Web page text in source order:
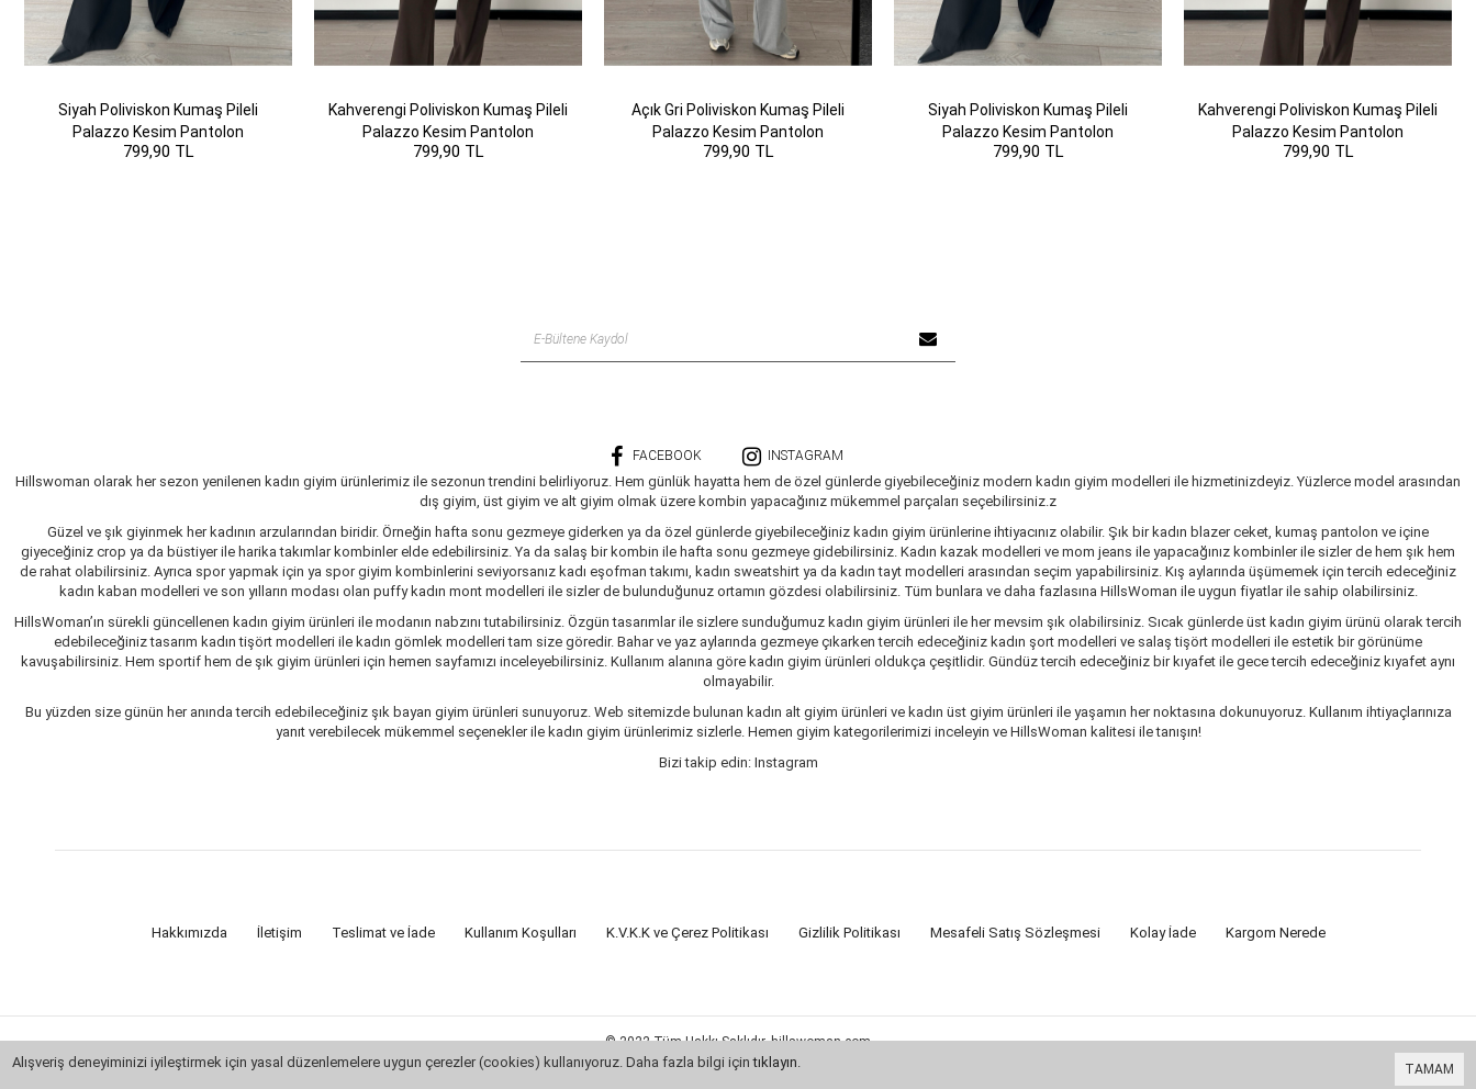
Siyah Poliviskon Kumaş Pileli
Palazzo Kesim Pantolon
799,90 TL
Kahverengi Poliviskon Kumaş Pileli
Palazzo Kesim Pantolon
799,90 TL
Açık Gri Poliviskon Kumaş Pileli
Palazzo Kesim Pantolon
799,90 TL
Siyah Poliviskon Kumaş Pileli
Palazzo Kesim Pantolon
799,90 TL
Kahverengi Poliviskon Kumaş Pileli
Palazzo Kesim Pantolon
799,90 TL
FACEBOOK INSTAGRAM
Hillswoman olarak her sezon yenilenen kadın giyim ürünlerimiz ile sezonun trendini belirliyoruz. Hem günlük hayatta hem de özel günlerde giyebileceğiniz modern kadın giyim modelleri ile hizmetinizdeyiz. Yüzlerce model arasından
dış giyim, üst giyim ve alt giyim olmak üzere kombin yapacağınız mükemmel parçaları seçebilirsiniz.z
Güzel ve şık giyinmek her kadının arzularından biridir. Örneğin hafta sonu gezmeye giderken ya da özel günlerde giyebileceğiniz kadın giyim ürünlerine ihtiyacınız olabilir. Şık bir kadın blazer ceket, kumaş pantolon ve içine
giyeceğiniz crop ya da büstiyer ile harika takımlar kombinler elde edebilirsiniz. Ya da salaş bir kombin ile hafta sonu gezmeye gidebilirsiniz. Kadın kazak modelleri ve mom jeans ile yapacağınız kombinler ile sizler de hem şık hem
de rahat olabilirsiniz. Ayrıca spor yapmak için ya spor giyim kombinlerini seviyorsanız kadı eşofman takımı, kadın sweatshirt ya da kadın tayt modelleri arasından seçim yapabilirsiniz. Kış aylarında üşümemek için tercih edeceğiniz
kadın kaban modelleri ve son yılların modası olan puffy kadın mont modelleri ile sizler de bulunduğunuz ortamın gözdesi olabilirsiniz. Tüm bunlara ve daha fazlasına HillsWoman ile uygun fiyatlar ile sahip olabilirsiniz.
HillsWoman’ın sürekli güncellenen kadın giyim ürünleri ile modanın nabzını tutabilirsiniz. Özgün tasarımlar ile sizlere sunduğumuz kadın giyim ürünleri ile her mevsim şık olabilirsiniz. Sıcak günlerde üst kadın giyim ürünü olarak tercih
edebileceğiniz tasarım kadın tişört modelleri ile kadın gömlek modelleri tam size göredir. Bahar ve yaz aylarında gezmeye çıkarken tercih edeceğiniz kadın şort modelleri ve salaş tişört modelleri ile estetik bir görünüme
kavuşabilirsiniz. Hem sportif hem de şık giyim ürünleri için hemen sayfamızı inceleyebilirsiniz. Kullanım alanına göre kadın giyim ürünleri oldukça çeşitlidir. Gündüz tercih edeceğiniz bir kıyafet ile gece tercih edeceğiniz kıyafet aynı
olmayabilir.
Bu yüzden size günün her anında tercih edebileceğiniz şık bayan giyim ürünleri sunuyoruz. Web sitemizde bulunan kadın alt giyim ürünleri ve kadın üst giyim ürünleri ile yaşamın her noktasına dokunuyoruz. Kullanım ihtiyaçlarınıza
yanıt verebilecek mükemmel seçenekler ile kadın giyim ürünlerimiz sizlerle. Hemen giyim kategorilerimizi inceleyin ve HillsWoman kalitesi ile tanışın!
Bizi takip edin: Instagram
Hakkımızda İletişim Teslimat ve İade Kullanım Koşulları K.V.K.K ve Çerez Politikası Gizlilik Politikası Mesafeli Satış Sözleşmesi Kolay İade Kargom Nerede
© 2022 Tüm Hakkı Saklıdır. hillswoman.com
Bu siteVikaon E-Ticaret sistemleriile hazırlanmıştır.
TAMAM
Alışveriş deneyiminizi iyileştirmek için yasal düzenlemelere uygun çerezler (cookies) kullanıyoruz. Daha fazla bilgi içintıklayın.